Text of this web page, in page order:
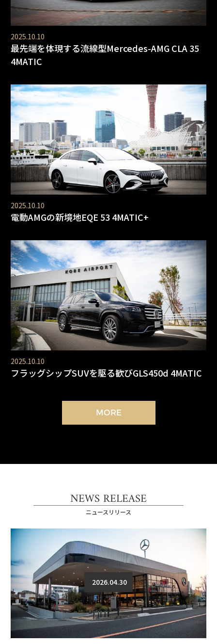
2025.10.10
最先端を体現する流線型Mercedes-AMG CLA 35
4MATIC
2025.10.10
電動AMGの新境地EQE 53 4MATIC+
2025.10.10
フラッグシップSUVを駆る歓びGLS450d 4MATIC
MORE
NEWS RELEASE
ニュースリリース
2026.04.30